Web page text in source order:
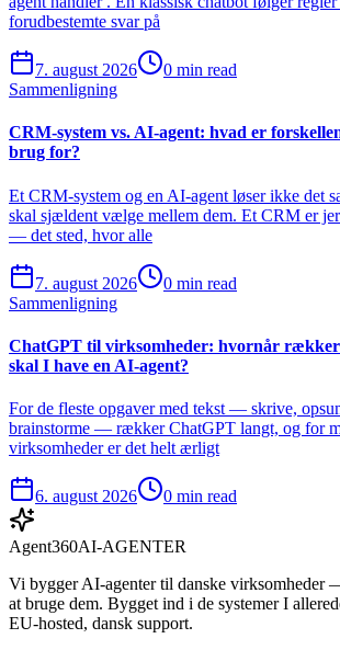
forudbestemte svar på
7. august 2026
0 min read
Sammenligning
CRM-system vs. AI-agent: hvad er
brug for?
Et CRM-system og en AI-agent løser ikke det
skal sjældent vælge mellem dem. Et CRM er
— det sted, hvor alle
7. august 2026
0 min read
Sammenligning
ChatGPT til virksomheder: hvornår
skal I have en AI-agent?
For de fleste opgaver med tekst — skrive,
brainstorme — rækker ChatGPT langt, og for
virksomheder er det helt ærligt
6. august 2026 0 min read
Agent360AI-AGENTER
Vi bygger AI-agenter til danske virksomheder
at bruge dem. Bygget ind i de systemer I
EU-hosted, dansk support.